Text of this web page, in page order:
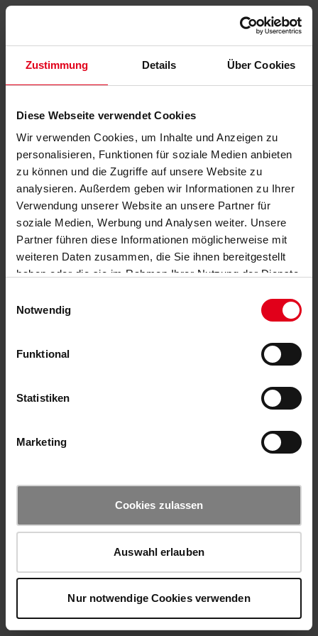
Zustimmung Details Über Cookies
Diese Webseite verwendet Cookies
Wir verwenden Cookies, um Inhalte und Anzeigen zu
personalisieren, Funktionen für soziale Medien anbieten
zu können und die Zugriffe auf unsere Website zu
analysieren. Außerdem geben wir Informationen zu Ihrer
Verwendung unserer Website an unsere Partner für
soziale Medien, Werbung und Analysen weiter. Unsere
Partner führen diese Informationen möglicherweise mit
weiteren Daten zusammen, die Sie ihnen bereitgestellt
haben oder die sie im Rahmen Ihrer Nutzung der Dienste
Notwendig
Funktional
Statistiken
Marketing
Cookies zulassen
Auswahl erlauben
Nur notwendige Cookies verwenden